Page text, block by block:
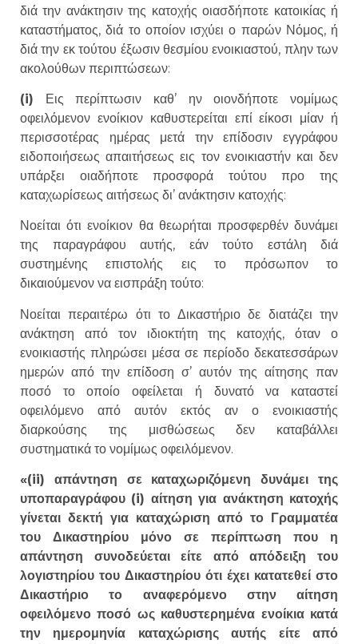
διά την ανάκτησιν της κατοχής οιασδήποτε κατοικίας ή
καταστήματος, διά το οποίον ισχύει ο παρών Νόμος, ή
διά την εκ τούτου έξωσιν θεσμίου ενοικιαστού, πλην των
ακολούθων περιπτώσεων:
(i) Εις περίπτωσιν καθ’ ην οιονδήποτε νομίμως
οφειλόμενον ενοίκιον καθυστερείται επί είκοσι μίαν ή
περισσοτέρας ημέρας μετά την επίδοσιν εγγράφου
ειδοποιήσεως απαιτήσεως εις τον ενοικιαστήν και δεν
υπάρξει οιαδήποτε προσφορά τούτου προ της
καταχωρίσεως αιτήσεως δι’ ανάκτησιν κατοχής:
Νοείται ότι ενοίκιον θα θεωρήται προσφερθέν δυνάμει
της παραγράφου αυτής, εάν τούτο εστάλη διά
συστημένης επιστολής εις το πρόσωπον το
δικαιούμενον να εισπράξη τούτο:
Νοείται περαιτέρω ότι το Δικαστήριο δε διατάζει την
ανάκτηση από τον ιδιοκτήτη της κατοχής, όταν ο
ενοικιαστής πληρώσει μέσα σε περίοδο δεκατεσσάρων
ημερών από την επίδοση σ’ αυτόν της αίτησης παν
ποσό το οποίο οφείλεται ή δυνατό να καταστεί
οφειλόμενο από αυτόν εκτός αν ο ενοικιαστής
διαρκούσης της μισθώσεως δεν καταβάλλει
συστηματικά το νομίμως οφειλόμενον.
«(ii) απάντηση σε καταχωριζόμενη δυνάμει της
υποπαραγράφου (i) αίτηση για ανάκτηση κατοχής
γίνεται δεκτή για καταχώριση από το Γραμματέα
του Δικαστηρίου μόνο σε περίπτωση που η
απάντηση συνοδεύεται είτε από απόδειξη του
λογιστηρίου του Δικαστηρίου ότι έχει κατατεθεί στο
Δικαστήριο το αναφερόμενο στην αίτηση
οφειλόμενο ποσό ως καθυστερημένα ενοίκια κατά
την ημερομηνία καταχώρισης αυτής είτε από